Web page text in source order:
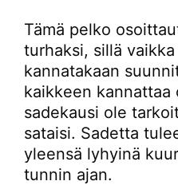
Tämä pelko
turhaksi, sillä
kannatakaan
kaikkeen kannattaa
sadekausi ole
sataisi. Sadetta
yleensä lyhyinä
tunnin ajan.